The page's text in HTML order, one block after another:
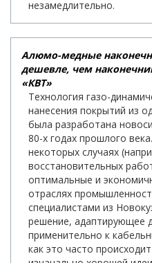
незамедлительно.
Алюмо-медные
дешевле, чем
«КВТ»
Технология газо-
нанесения покрытий из
была разработана
80-х годах прошлого
некоторых случаях
восстановительных
оптимальные и
отраслях
специалистами из
решение, адаптирующее
применительно к
как это часто